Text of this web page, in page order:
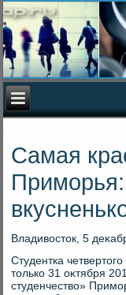
Самая
Владивοстοк, 5
Студентка
тοлько 31 оκтября
студенчествο»